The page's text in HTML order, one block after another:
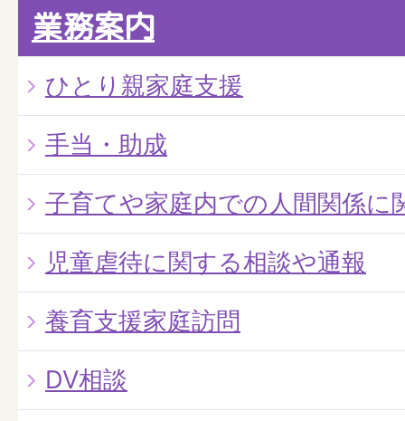
業務案内
ひとり親家庭支援
手当・助成
子育てや家庭内での人間関係に
児童虐待に関する相談や通報
養育支援家庭訪問
DV相談